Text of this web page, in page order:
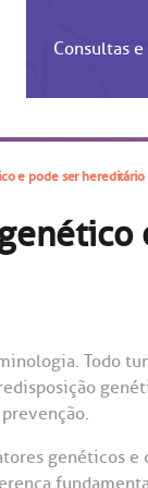
Consultas
SAC:
Check-
Doação
Ética e
Centro
Outras
e pode ser hereditário
Todo
genéticos